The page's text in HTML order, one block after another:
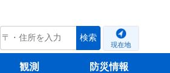
tenki.jp 検索
現在地
観測 防災情報